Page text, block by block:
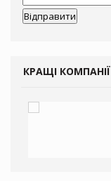
КРАЩІ КОМПАНІЇ